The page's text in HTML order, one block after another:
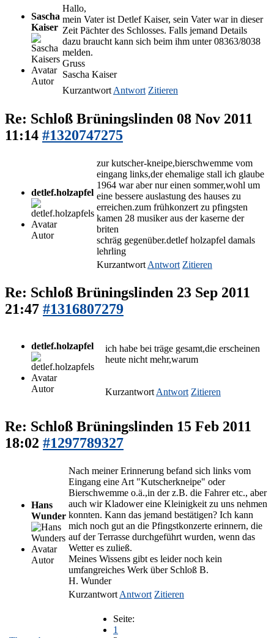
Sascha
Kaiser
Autor
Hallo,
mein Vater ist Detlef Kaiser, sein Vater war in dieser
Zeit Pächter des Schlosses. Falls jemand Details
dazu braucht kann sich beim ihm unter 08363/8038
melden.
Gruss
Sascha Kaiser
Kurzantwort Antwort Zitieren
Re: Schloß Brüningslinden 08 Nov 2011
11:14 #1320747275
detlef.holzapfel
Autor
zur kutscher-kneipe,bierschwemme vom
eingang links,der ehemalige stall ich glaube
1964 war aber nur einen sommer,wohl um
eine bessere auslastung des hauses zu
erreichen.zum frühkonzert zu pfingsten
kamen 28 musiker aus der kaserne der
briten
schräg gegenüber.detlef holzapfel damals
lehrling
Kurzantwort Antwort Zitieren
Re: Schloß Brüningslinden 23 Sep 2011
21:47 #1316807279
detlef.holzapfel
Autor
ich habe bei träge gesamt,die erscheinen
heute nicht mehr,warum
KurzantwortAntwort Zitieren
Re: Schloß Brüningslinden 15 Feb 2011
18:02 #1297789327
Hans
Wunder
Autor
Nach meiner Erinnerung befand sich links vom
Eingang eine Art "Kutscherkneipe" oder
Bierschwemme o.ä.,in der z.B. die Fahrer etc., aber
auch wir Kladower eine Kleinigkeit zu uns nehmen
konnten. Kann das jemand bestätigen? Ich kann
mich noch gut an die Pfingstkonzerte erinnern, die
auf der Terrasse durchgeführt wurden, wenn das
Wetter es zuließ.
Meines Wissens gibt es leider noch kein
umfangreiches Werk über Schloß B.
H. Wunder
Kurzantwort Antwort Zitieren
Seite:
1